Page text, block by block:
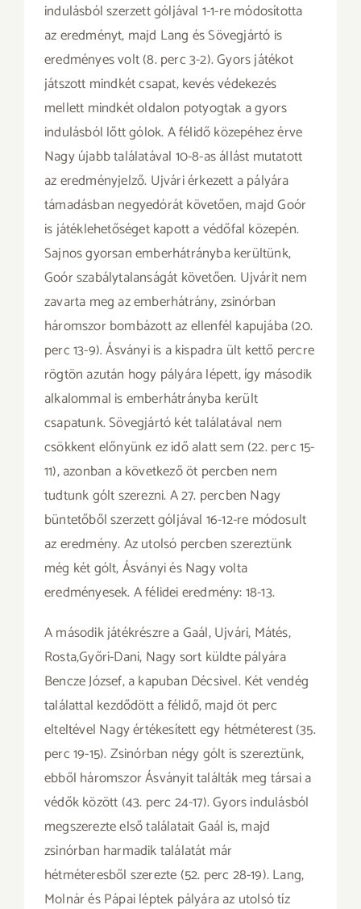
indulásból szerzett góljával 1-1-re módosította
az eredményt, majd Lang és Sövegjártó is
eredményes volt (8. perc 3-2). Gyors játékot
játszott mindkét csapat, kevés védekezés
mellett mindkét oldalon potyogtak a gyors
indulásból lőtt gólok. A félidő közepéhez érve
Nagy újabb találatával 10-8-as állást mutatott
az eredményjelző. Ujvári érkezett a pályára
támadásban negyedórát követően, majd Goór
is játéklehetőséget kapott a védőfal közepén.
Sajnos gyorsan emberhátrányba kerültünk,
Goór szabálytalanságát követően. Ujvárit nem
zavarta meg az emberhátrány, zsinórban
háromszor bombázott az ellenfél kapujába (20.
perc 13-9). Ásványi is a kispadra ült kettő percre
rögtön azután hogy pályára lépett, így második
alkalommal is emberhátrányba került
csapatunk. Sövegjártó két találatával nem
csökkent előnyünk ez idő alatt sem (22. perc 15-
11), azonban a következő öt percben nem
tudtunk gólt szerezni. A 27. percben Nagy
büntetőből szerzett góljával 16-12-re módosult
az eredmény. Az utolsó percben szereztünk
még két gólt, Ásványi és Nagy volta
eredményesek. A félidei eredmény: 18-13.
A második játékrészre a Gaál, Ujvári, Mátés,
Rosta,Győri-Dani, Nagy sort küldte pályára
Bencze József, a kapuban Décsivel. Két vendég
találattal kezdődött a félidő, majd öt perc
elteltével Nagy értékesített egy hétméterest (35.
perc 19-15). Zsinórban négy gólt is szereztünk,
ebből háromszor Ásványit találták meg társai a
védők között (43. perc 24-17). Gyors indulásból
megszerezte első találatait Gaál is, majd
zsinórban harmadik találatát már
hétméteresből szerezte (52. perc 28-19). Lang,
Molnár és Pápai léptek pályára az utolsó tíz